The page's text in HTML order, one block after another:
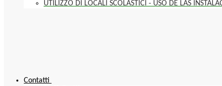
UTILIZZO DI LOCALI SCOLASTICI - USO DE LAS
Contatti